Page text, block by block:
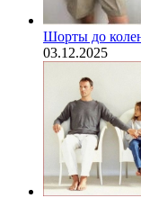
Шорты до
03.12.2025